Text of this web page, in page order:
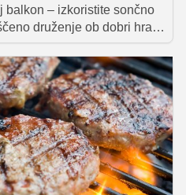
balkon – izkoristite sončno
druženje ob dobri hrani
ponujamo nekaj idej, kako
piknik, ki bo razveselil
ki imajo raje klasične okuse.